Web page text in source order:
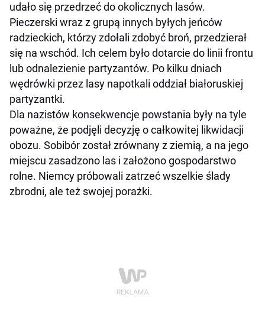
udało się przedrzeć do okolicznych lasów.
Pieczerski wraz z grupą innych byłych jeńców
radzieckich, którzy zdołali zdobyć broń, przedzierał
się na wschód. Ich celem było dotarcie do linii frontu
lub odnalezienie partyzantów. Po kilku dniach
wędrówki przez lasy napotkali oddział białoruskiej
partyzantki.
Dla nazistów konsekwencje powstania były na tyle
poważne, że podjęli decyzję o całkowitej likwidacji
obozu. Sobibór został zrównany z ziemią, a na jego
miejscu zasadzono las i założono gospodarstwo
rolne. Niemcy próbowali zatrzeć wszelkie ślady
zbrodni, ale też swojej porażki.